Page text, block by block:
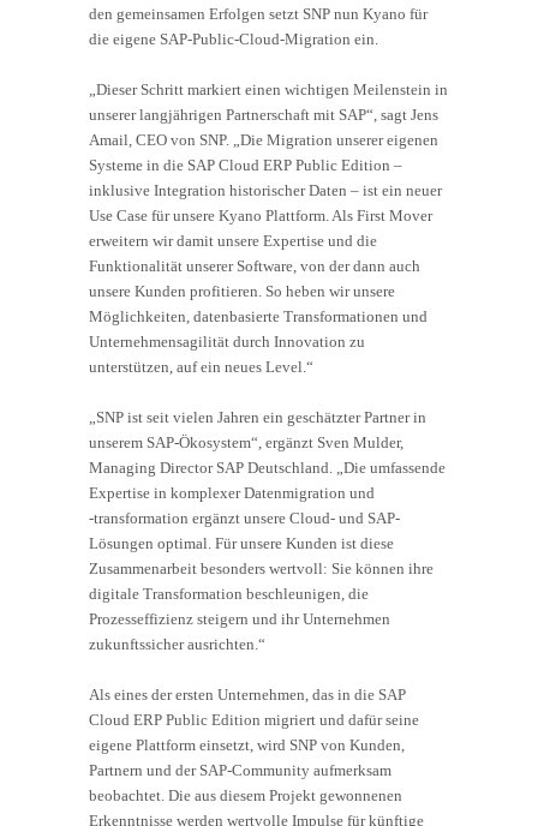
den gemeinsamen Erfolgen setzt SNP nun Kyano für
die eigene SAP-Public-Cloud-Migration ein.
„Dieser Schritt markiert einen wichtigen Meilenstein in
unserer langjährigen Partnerschaft mit SAP“, sagt Jens
Amail, CEO von SNP. „Die Migration unserer eigenen
Systeme in die SAP Cloud ERP Public Edition –
inklusive Integration historischer Daten – ist ein neuer
Use Case für unsere Kyano Plattform. Als First Mover
erweitern wir damit unsere Expertise und die
Funktionalität unserer Software, von der dann auch
unsere Kunden profitieren. So heben wir unsere
Möglichkeiten, datenbasierte Transformationen und
Unternehmensagilität durch Innovation zu
unterstützen, auf ein neues Level.“
„SNP ist seit vielen Jahren ein geschätzter Partner in
unserem SAP-Ökosystem“, ergänzt Sven Mulder,
Managing Director SAP Deutschland. „Die umfassende
Expertise in komplexer Datenmigration und
-transformation ergänzt unsere Cloud- und SAP-
Lösungen optimal. Für unsere Kunden ist diese
Zusammenarbeit besonders wertvoll: Sie können ihre
digitale Transformation beschleunigen, die
Prozesseffizienz steigern und ihr Unternehmen
zukunftssicher ausrichten.“
Als eines der ersten Unternehmen, das in die SAP
Cloud ERP Public Edition migriert und dafür seine
eigene Plattform einsetzt, wird SNP von Kunden,
Partnern und der SAP-Community aufmerksam
beobachtet. Die aus diesem Projekt gewonnenen
Erkenntnisse werden wertvolle Impulse für künftige